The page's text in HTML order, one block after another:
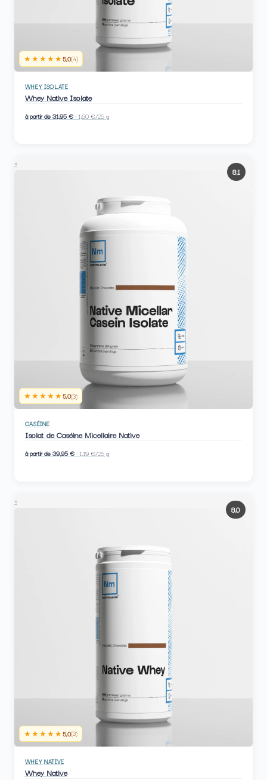
★★★★★5,0(4)
WHEY ISOLATE
Whey Native Isolate
à partir de 31,95 €· 1,60 €/25 g
★★★★★5,0(3)
<
8,1
CASÉINE
Isolat de Caséine Micellaire Native
à partir de 39,95 €· 1,19 €/25 g
★★★★★5,0(3)
<
8,0
WHEY NATIVE
Whey Native